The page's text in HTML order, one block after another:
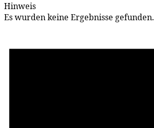
Hinweis
Es wurden keine Ergebnisse gefunden.